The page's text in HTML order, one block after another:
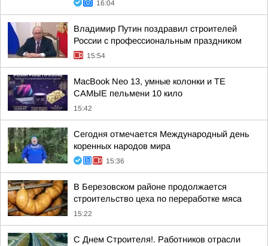
16:04
Владимир Путин поздравил строителей
России с профессиональным праздником
15:54
MacBook Neo 13, умные колонки и ТЕ
САМЫЕ пельмени 10 кило
15:42
Сегодня отмечается Международный день
коренных народов мира
15:36
В Березовском районе продолжается
строительство цеха по переработке мяса
15:22
С Днем Строителя!. Работников отрасли